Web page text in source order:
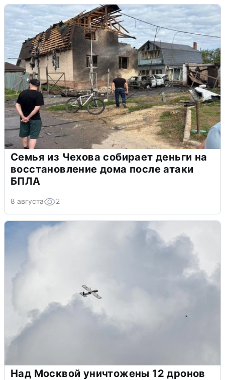
Семья из Чехова собирает деньги на
восстановление дома после атаки
БПЛА
8 августа 2
Над Москвой уничтожены 12 дронов